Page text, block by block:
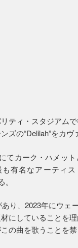
ティ・スタジアム
の“Delilah”をカヴ
てカーク・ハメッ
有名なアーティ
り、2023年にウェ
にしていることを
の曲を歌うことを禁